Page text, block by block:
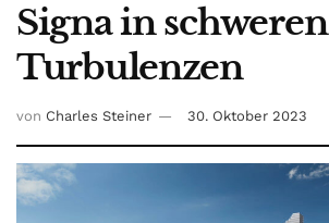
Signa in schweren
Turbulenzen
von Charles Steiner 30. Oktober 2023